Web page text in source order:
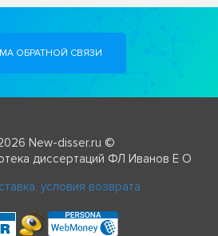
ОБРАТНОЙ СВЯЗИ
New-disser.ru ©
диссертаций ФЛ Иванов Е О
условия возврата